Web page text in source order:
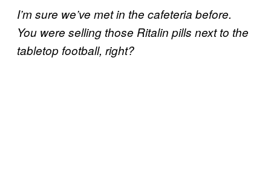
I’m sure we’ve met in the cafeteria before.
You were selling those Ritalin pills next to the
tabletop football, right?